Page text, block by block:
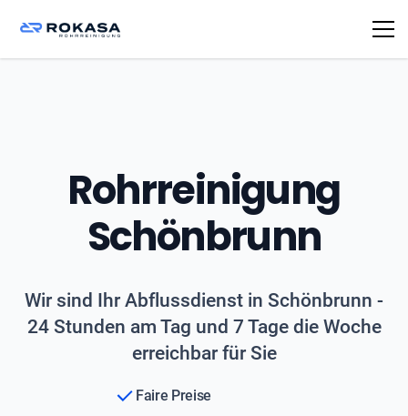
Rohrreinigung
Schönbrunn
Wir sind Ihr Abflussdienst in Schönbrunn -
24 Stunden am Tag und 7 Tage die Woche
erreichbar für Sie
Faire Preise